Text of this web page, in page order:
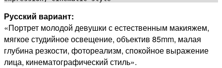
Русский вариант:
«Портрет молодой девушки с естественным макияжем,
мягкое студийное освещение, объектив 85mm, малая
глубина резкости, фотореализм, спокойное выражение
лица, кинематографический стиль».